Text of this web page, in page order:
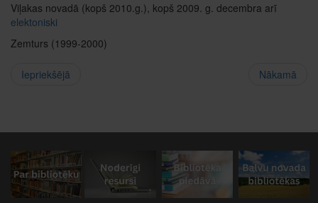
Viļakas novadā (kopš 2010.g.), kopš 2009. g. decembra arī
elektoniski
Zemturs (1999-2000)
Iepriekšējā Nākamā